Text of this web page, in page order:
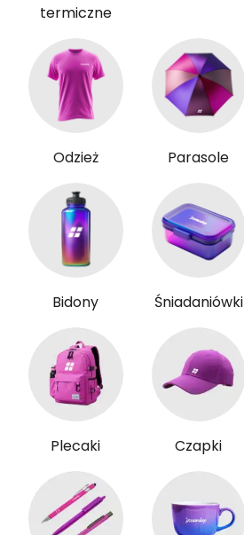
termiczne
Odzież Parasole
Bidony Śniadaniówki
Plecaki Czapki